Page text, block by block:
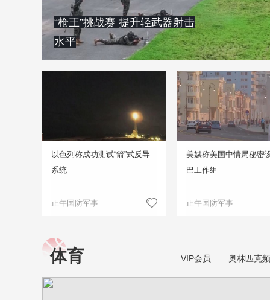
“枪王”挑战赛 提升轻武器射击
水平
以色列称成功测试“箭”式反导
系统
正午国防军事
美媒称美国中情局秘密
巴工作组
正午国防军事
体育 VIP会员 奥林匹克